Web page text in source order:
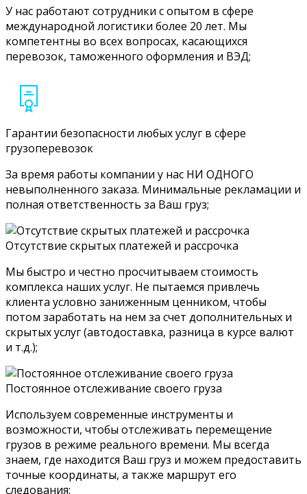
У нас работают сотрудники с опытом в сфере
международной логистики более 20 лет. Мы
компетентны во всех вопросах, касающихся
перевозок, таможенного оформления и ВЭД;
Гарантии безопасности любых услуг в сфере
грузоперевозок
За время работы компании у нас НИ ОДНОГО
невыполненного заказа. Минимальные рекламации и
полная ответственность за Ваш груз;
Отсутствие скрытых платежей и рассрочка
Мы быстро и честно просчитываем стоимость
комплекса наших услуг. Не пытаемся привлечь
клиента условно заниженным ценником, чтобы
потом заработать на нем за счет дополнительных и
скрытых услуг (автодоставка, разница в курсе валют
и т.д.);
Постоянное отслеживание своего груза
Используем современные инструменты и
возможности, чтобы отслеживать перемещение
грузов в режиме реального времени. Мы всегда
знаем, где находится Ваш груз и можем предоставить
точные координаты, а также маршрут его
следования;